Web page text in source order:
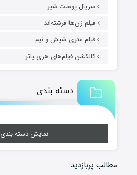
سریال پوست شیر
فیلم زن‌ها فرشته‌اند
فیلم متری شیش و نیم
کالکشن فیلم‌های هری پاتر
دسته بندی
نمایش دسته بندی
مطالب پربازدید